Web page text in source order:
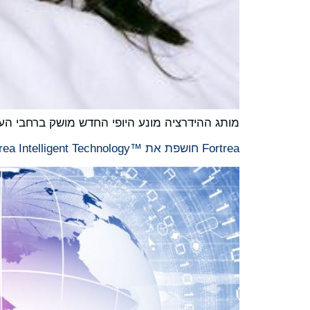
מותג ההידרציה מונע היופי החדש מושק ברחבי
Fortrea חושפת את Fortrea Intelligent Technology™‎ כדי לעזור לספונסרים ואתרים להפעיל ניסויים חכמים ומשולבים יותר